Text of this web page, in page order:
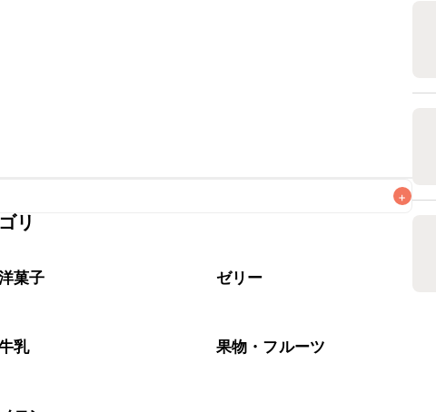
+
。なるべくお早めにお召し上がりください。
リ
菓子 ゼリー
乳 果物・フルーツ